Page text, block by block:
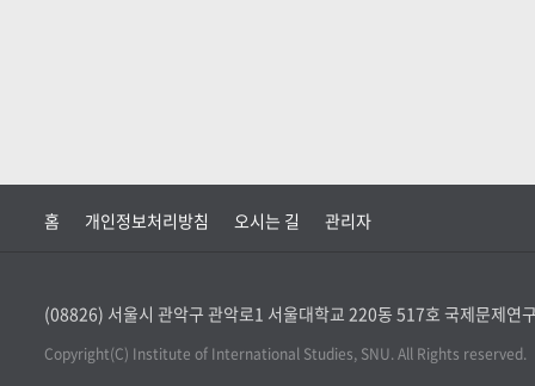
홈 개인정보처리방침 오시는 길 관리자
(08826) 서울시 관악구 관악로1 서울대학교 220동 517호 국제문제연
Copyright(C) Institute of International Studies, SNU. All Rights reserved.